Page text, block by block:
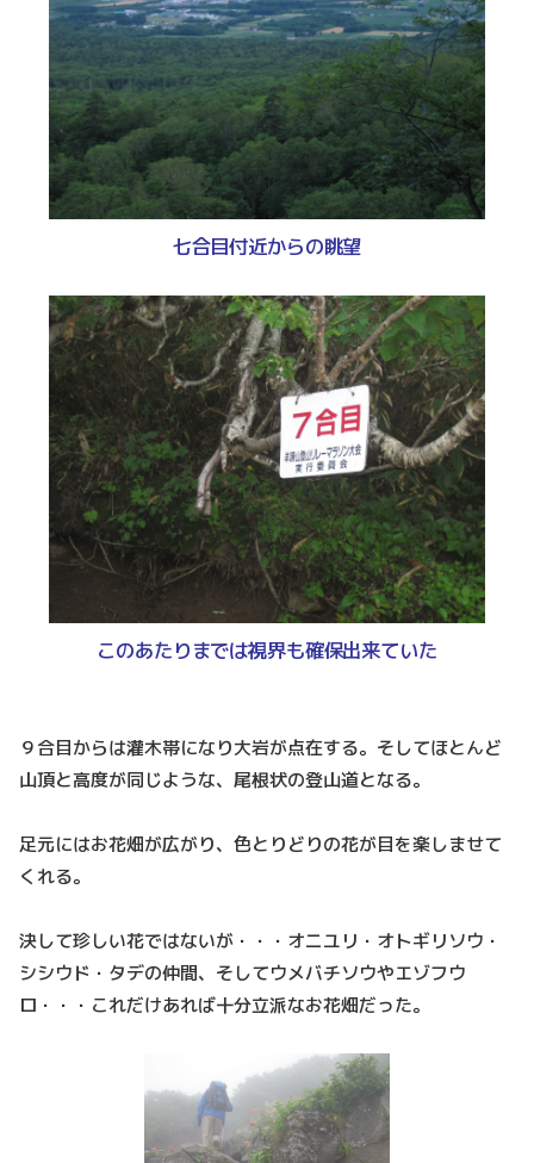
七合目付近からの眺望
このあたりまでは視界も確保出来ていた
９合目からは灌木帯になり大岩が点在する。そしてほとんど
山頂と高度が同じような、尾根状の登山道となる。
足元にはお花畑が広がり、色とりどりの花が目を楽しませて
くれる。
決して珍しい花ではないが・・・オニユリ・オトギリソウ・
シシウド・タデの仲間、そしてウメバチソウやエゾフウ
ロ・・・これだけあれば十分立派なお花畑だった。